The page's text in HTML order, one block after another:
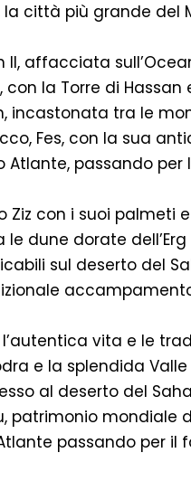
città più grande del
II, affacciata
la Torre di Hassan
incastonata tra le
Fes, con la sua
passando per
con i suoi palmeti
dune dorate
sul deserto del
vita e le
e la splendida
al deserto del
mondiale
passando per il